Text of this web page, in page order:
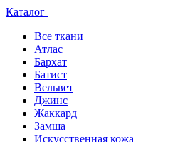
Каталог
Все ткани
Атлас
Бархат
Батист
Вельвет
Джинс
Жаккард
Замша
Искусственная кожа